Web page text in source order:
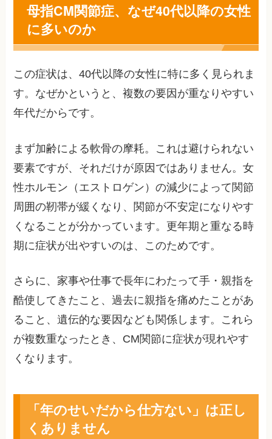
母指CM関節症、なぜ40代以降の女性
に多いのか
この症状は、40代以降の女性に特に多く見られま
す。なぜかというと、複数の要因が重なりやすい
年代だからです。
まず加齢による軟骨の摩耗。これは避けられない
要素ですが、それだけが原因ではありません。女
性ホルモン（エストロゲン）の減少によって関節
周囲の靭帯が緩くなり、関節が不安定になりやす
くなることが分かっています。更年期と重なる時
期に症状が出やすいのは、このためです。
さらに、家事や仕事で長年にわたって手・親指を
酷使してきたこと、過去に親指を痛めたことがあ
ること、遺伝的な要因なども関係します。これら
が複数重なったとき、CM関節に症状が現れやす
くなります。
「年のせいだから仕方ない」は正し
くありません